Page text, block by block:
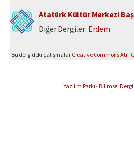
Atatürk Kültür Merkezi
Diğer Dergiler: Erdem
Bu dergideki çalışmalar Creative Commons Atıf-
Yazılım Parkı - Bilimsel